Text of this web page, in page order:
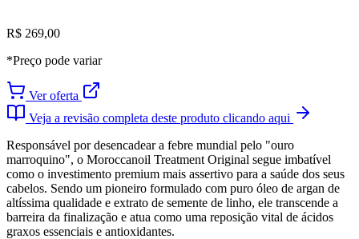
R$ 269,00
*Preço pode variar
Ver oferta
Veja a revisão completa deste produto clicando aqui
Responsável por desencadear a febre mundial pelo "ouro
marroquino", o Moroccanoil Treatment Original segue imbatível
como o investimento premium mais assertivo para a saúde dos seus
cabelos. Sendo um pioneiro formulado com puro óleo de argan de
altíssima qualidade e extrato de semente de linho, ele transcende a
barreira da finalização e atua como uma reposição vital de ácidos
graxos essenciais e antioxidantes.